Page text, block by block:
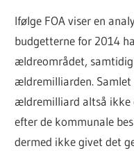
Ifølge FOA viser en
budgetterne for 2014
ældreområdet,
ældremilliarden. Samlet
ældremilliard altså ikke
efter de kommunale
dermed ikke givet det